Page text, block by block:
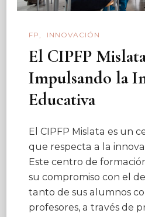
FP INNOVACIÓN
El CIPFP
Impulsando la
Educativa
El CIPFP Mislata es un
que respecta a la
Este centro de
su compromiso con el
tanto de sus alumnos
profesores, a través de